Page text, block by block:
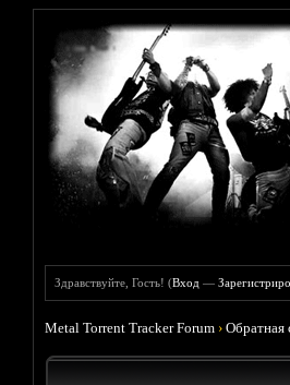
Здравствуйте, Гость! (Вход —
Metal Torrent Tracker Forum ›Обратная